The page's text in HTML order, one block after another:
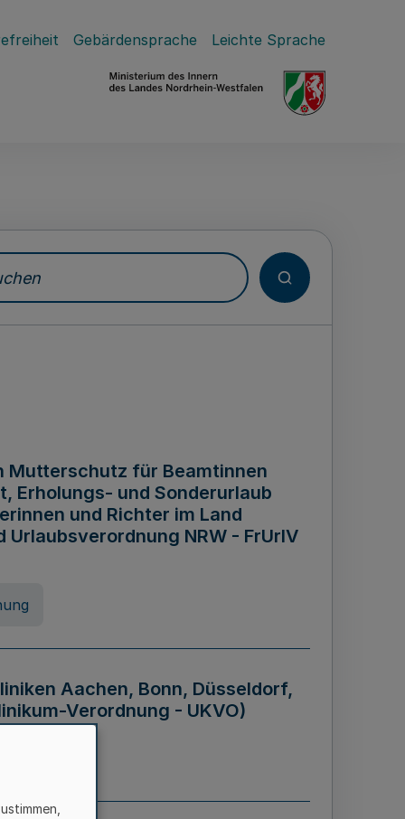
Gebärdensprache Leichte Sprache
Mutterschutz für Beamtinnen
Erholungs- und Sonderurlaub
und Richter im Land
NRW - FrUrlV
Aachen, Bonn, Düsseldorf,
Verordnung - UKVO)